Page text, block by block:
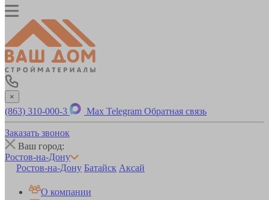
×
(863) 310-000-3 Max Telegram Обратная связь
Заказать звонок
Ваш город:
Ростов-на-Дону
Ростов-на-Дону Батайск Аксай
О компании